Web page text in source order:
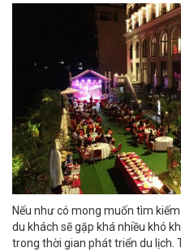
Nếu như có mong muốn tìm
du khách sẽ gặp khá nhiều khó
trong thời gian phát triển du lịch.